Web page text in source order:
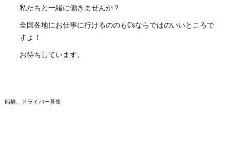
私たちと一緒に働きませんか？
全国各地にお仕事に行けるののもC'sならではのいいところで
すよ！
お待ちしています。
船橋、ドライバー募集